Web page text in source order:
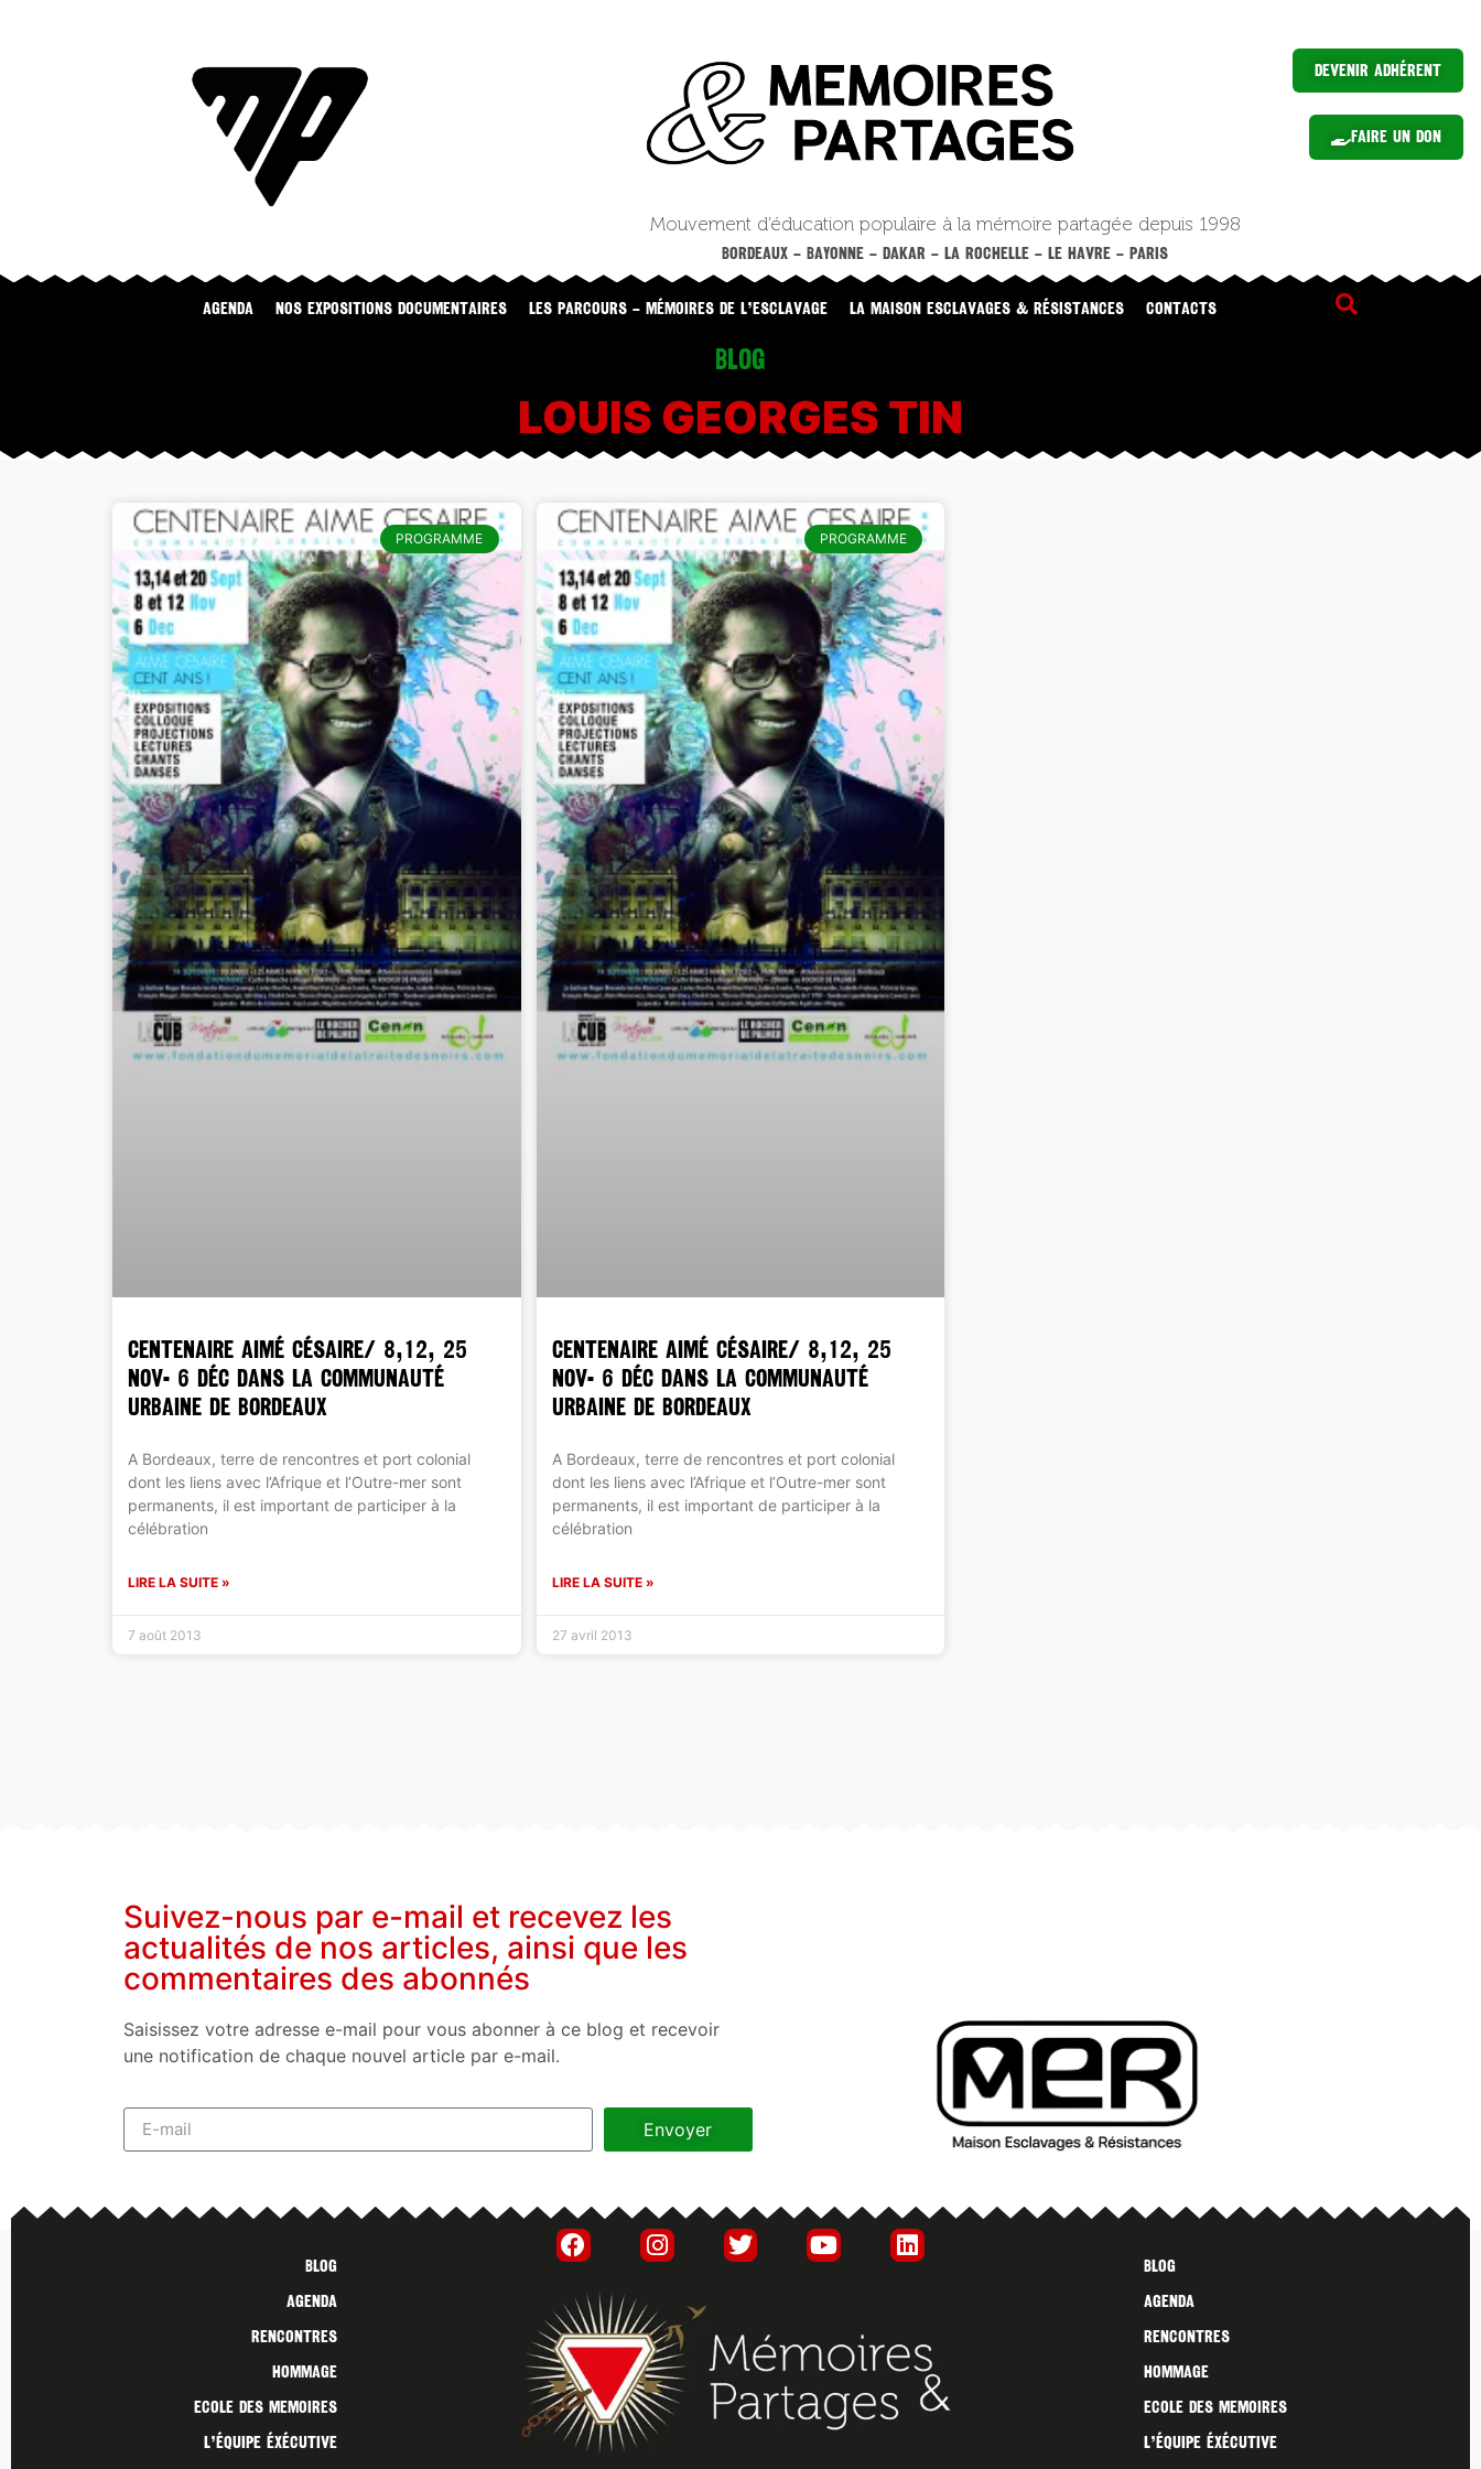
Devenir Adhérent
Faire un Don
Mouvement d’éducation populaire à la mémoire partagée depuis 1998
BORDEAUX – BAYONNE – DAKAR – LA ROCHELLE – LE HAVRE – PARIS
Agenda NOS EXPOSITIONS DOCUMENTAIRES LES PARCOURS – MÉMOIRES DE L’ESCLAVAGE LA MAISON ESCLAVAGES & RÉSISTANCES CONTACTS
Blog
LOUIS GEORGES TIN
PROGRAMME
CENTENAIRE Aimé Césaire/ 8,12, 25
nov- 6 déc dans la Communauté
Urbaine de Bordeaux
A Bordeaux, terre de rencontres et port colonial
dont les liens avec l’Afrique et l’Outre-mer sont
permanents, il est important de participer à la
célébration
LIRE LA SUITE »
7 août 2013
PROGRAMME
CENTENAIRE Aimé Césaire/ 8,12, 25
nov- 6 déc dans la Communauté
Urbaine de Bordeaux
A Bordeaux, terre de rencontres et port colonial
dont les liens avec l’Afrique et l’Outre-mer sont
permanents, il est important de participer à la
célébration
LIRE LA SUITE »
27 avril 2013
Suivez-nous par e-mail et recevez les
actualités de nos articles, ainsi que les
commentaires des abonnés
Saisissez votre adresse e-mail pour vous abonner à ce blog et recevoir
une notification de chaque nouvel article par e-mail.
Envoyer
Blog
Agenda
Rencontres
Hommage
Ecole des Memoires
L’ÉQUIPE ÉXÉCUTIVE
Blog
Agenda
Rencontres
Hommage
Ecole des Memoires
L’ÉQUIPE ÉXÉCUTIVE